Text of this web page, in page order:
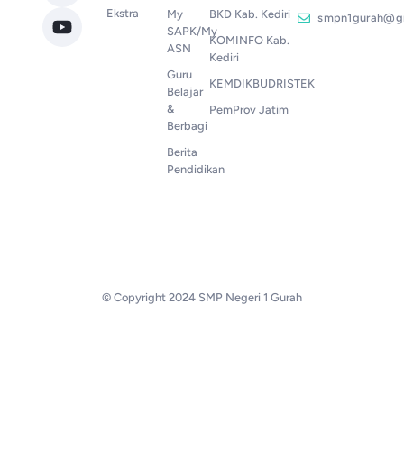
Ekstra
My
SAPK/My
ASN
Guru
Belajar
&
Berbagi
Berita
Pendidikan
BKD Kab. Kediri
KOMINFO Kab.
Kediri
KEMDIKBUDRISTEK
PemProv Jatim
© Copyright 2024 SMP Negeri 1 Gurah